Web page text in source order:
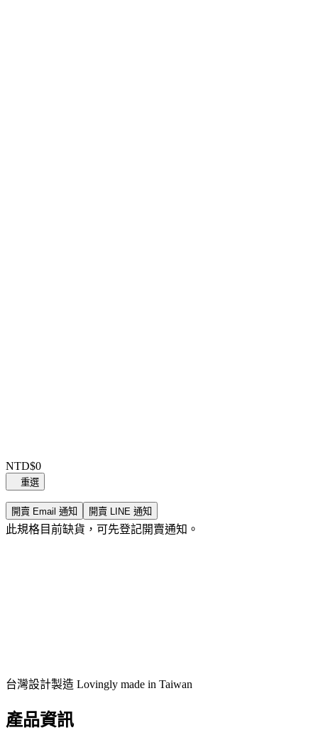
1
of
0
NTD$0
重選
開賣 Email 通知 開賣 LINE 通知
此規格目前缺貨，可先登記開賣通知。
台灣設計製造 Lovingly made in Taiwan
產品資訊